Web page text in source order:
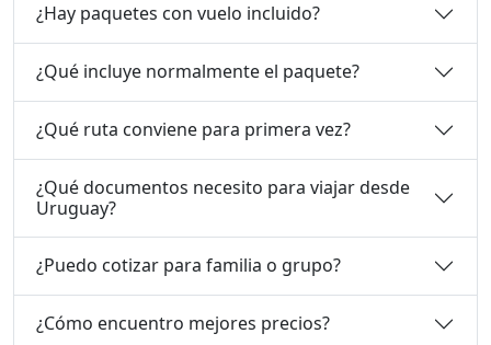
¿Hay paquetes con vuelo incluido?
¿Qué incluye normalmente el paquete?
¿Qué ruta conviene para primera vez?
¿Qué documentos necesito para viajar desde
Uruguay?
¿Puedo cotizar para familia o grupo?
¿Cómo encuentro mejores precios?